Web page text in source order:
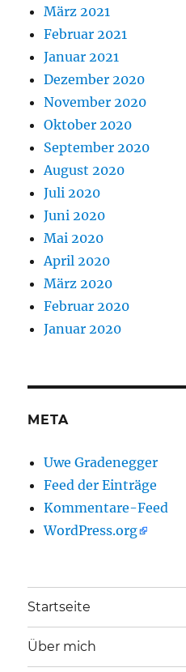
März 2021
Februar 2021
Januar 2021
Dezember 2020
November 2020
Oktober 2020
September 2020
August 2020
Juli 2020
Juni 2020
Mai 2020
April 2020
März 2020
Februar 2020
Januar 2020
META
Uwe Gradenegger
Feed der Einträge
Kommentare-Feed
WordPress.org
Startseite
Über mich